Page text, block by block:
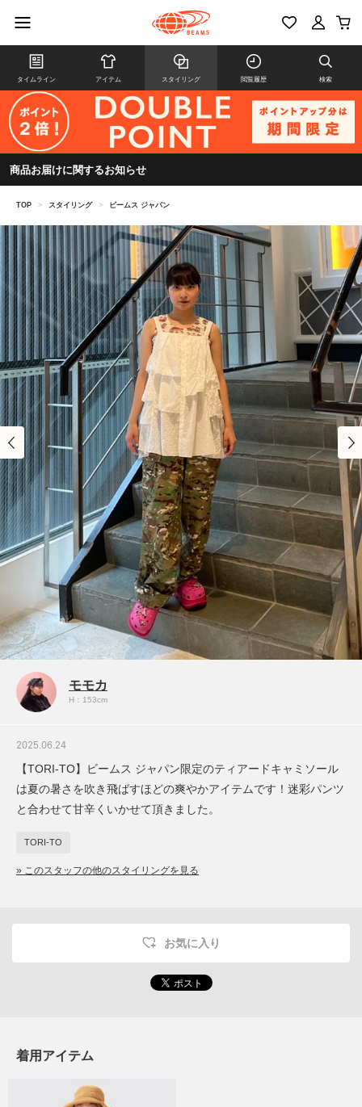
タイムライン アイテム スタイリング 閲覧履歴 検索
商品お届けに関するお知らせ
TOP > スタイリング > ビームス ジャパン
モモカ
H：153cm
2025.06.24
【TORI-TO】ビームス ジャパン限定のティアードキャミソール
は夏の暑さを吹き飛ばすほどの爽やかアイテムです！迷彩パンツ
と合わせて甘辛くいかせて頂きました。
TORI-TO
» このスタッフの他のスタイリングを見る
お気に入り
着用アイテム